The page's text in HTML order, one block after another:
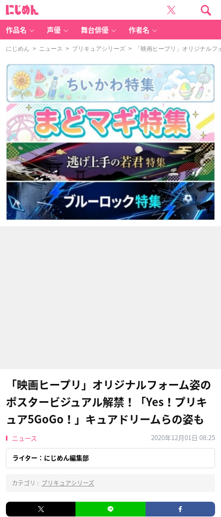
作品名 声優 舞台俳優 作者名
にじめん > ニュース > プリキュアシリーズ > 「映画ヒープリ」オリジナルフ
「映画ヒープリ」オリジナルフォーム姿の
ポスタービジュアル解禁！「Yes！プリキ
ュア5GoGo！」キュアドリームらの姿も
ニュース 2020年12月01日 08:25
ライター：にじめん編集部
カテゴリ : プリキュアシリーズ